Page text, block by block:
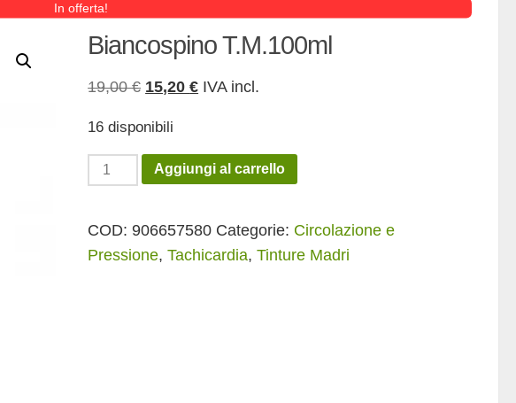
In offerta!
Biancospino T.M.100ml
19,00€ Il
originale
era:
19,00 €.
15,20€Il
è:
15,20 €.
IVA incl.
16 disponibili
Biancospino
T.M.100ml
Aggiungi al carrello
COD:906657580 Categorie: Circolazione e
Pressione,Tachicardia,Tinture Madri